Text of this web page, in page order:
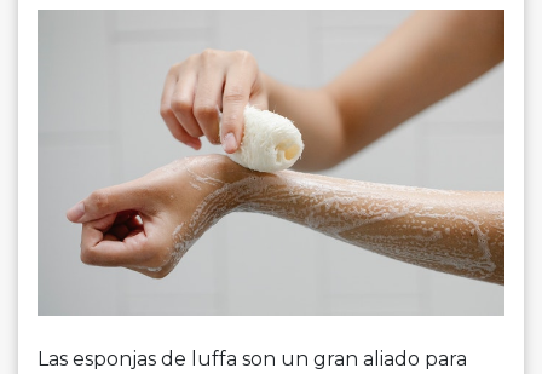
Las esponjas de luffa son un gran aliado para